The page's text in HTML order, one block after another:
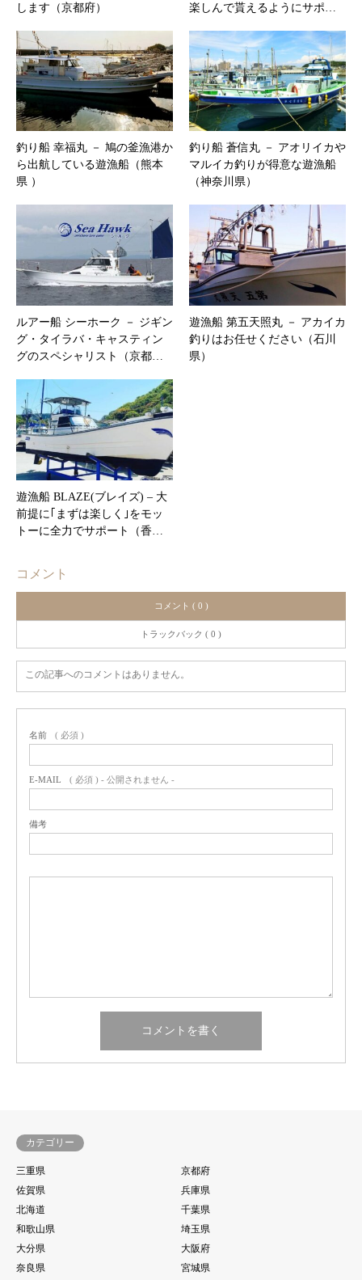
します（京都府） 楽しんで貰えるようにサポ…
釣り船 幸福丸 － 鳩の釜漁港か
ら出航している遊漁船（熊本
県 ）
釣り船 蒼信丸 － アオリイカや
マルイカ釣りが得意な遊漁船
（神奈川県）
ルアー船 シーホーク － ジギン
グ・タイラバ・キャスティン
グのスペシャリスト（京都…
遊漁船 第五天照丸 － アカイカ
釣りはお任せください（石川
県）
遊漁船 BLAZE(ブレイズ) – 大
前提に｢まずは楽しく｣をモッ
トーに全力でサポート（香…
コメント
コメント ( 0 )
トラックバック ( 0 )
この記事へのコメントはありません。
名前 ( 必須 )
E-MAIL ( 必須 ) - 公開されません -
備考
カテゴリー
三重県
京都府
佐賀県
兵庫県
北海道
千葉県
和歌山県
埼玉県
大分県
大阪府
奈良県
宮城県